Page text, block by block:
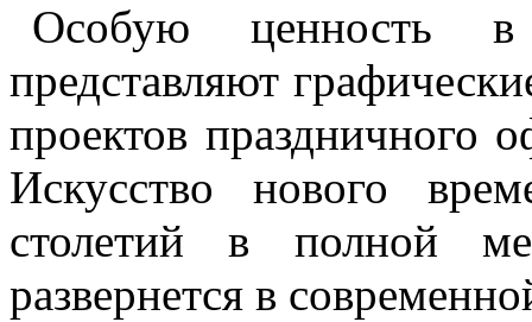
Особую ценность в
представляют
проектов праздничного
Искусство нового
столетий в полной
развернется в